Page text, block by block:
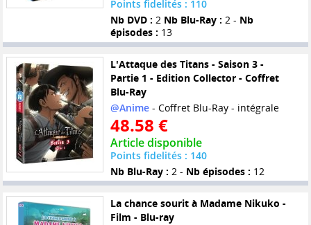
Points fidelités : 110
Nb DVD : 2 Nb Blu-Ray : 2 - Nb
épisodes : 13
L'Attaque des Titans - Saison 3 -
Partie 1 - Edition Collector - Coffret
Blu-Ray
@Anime- Coffret Blu-Ray - intégrale
48.58 €
Article disponible
Points fidelités : 140
Nb Blu-Ray : 2 - Nb épisodes : 12
La chance sourit à Madame Nikuko -
Film - Blu-ray